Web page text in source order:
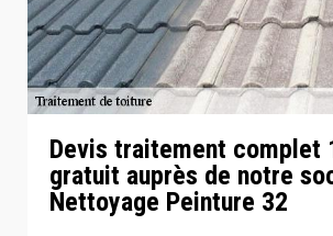
Devis traitement complet
gratuit auprès de notre
Nettoyage Peinture 32